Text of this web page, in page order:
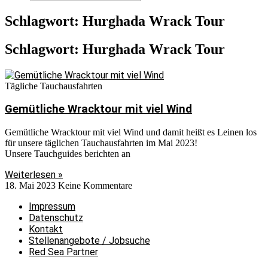
Schlagwort: Hurghada Wrack Tour
Schlagwort: Hurghada Wrack Tour
Tägliche Tauchausfahrten
Gemütliche Wracktour mit viel Wind
Gemütliche Wracktour mit viel Wind und damit heißt es Leinen los
für unsere täglichen Tauchausfahrten im Mai 2023!
Unsere Tauchguides berichten an
Weiterlesen »
18. Mai 2023 Keine Kommentare
Impressum
Datenschutz
Kontakt
Stellenangebote / Jobsuche
Red Sea Partner